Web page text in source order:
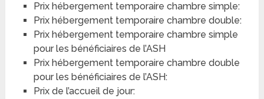
Prix hébergement temporaire chambre simple:
Prix hébergement temporaire chambre double:
Prix hébergement temporaire chambre simple
pour les bénéficiaires de l’ASH
Prix hébergement temporaire chambre double
pour les bénéficiaires de l’ASH:
Prix de l’accueil de jour: